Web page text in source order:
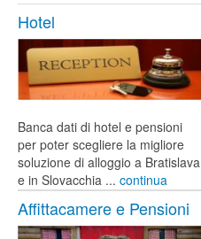
Hotel
Banca dati di hotel e pensioni
per poter scegliere la migliore
soluzione di alloggio a Bratislava
e in Slovacchia ... continua
Affittacamere e Pensioni